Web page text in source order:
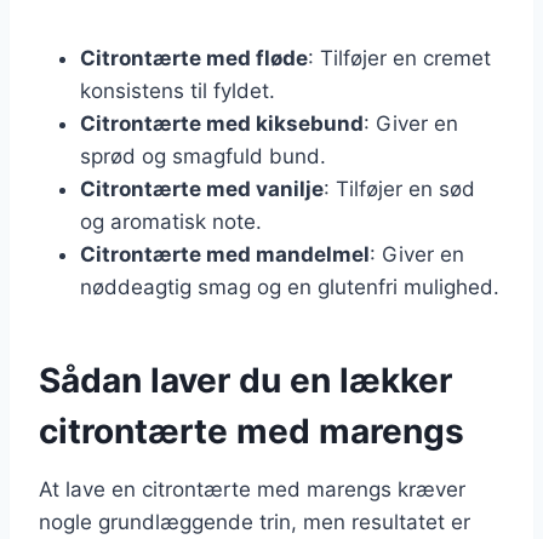
Citrontærte med fløde: Tilføjer en cremet
konsistens til fyldet.
Citrontærte med kiksebund: Giver en
sprød og smagfuld bund.
Citrontærte med vanilje: Tilføjer en sød
og aromatisk note.
Citrontærte med mandelmel: Giver en
nøddeagtig smag og en glutenfri mulighed.
Sådan laver du en lækker
citrontærte med marengs
At lave en citrontærte med marengs kræver
nogle grundlæggende trin, men resultatet er